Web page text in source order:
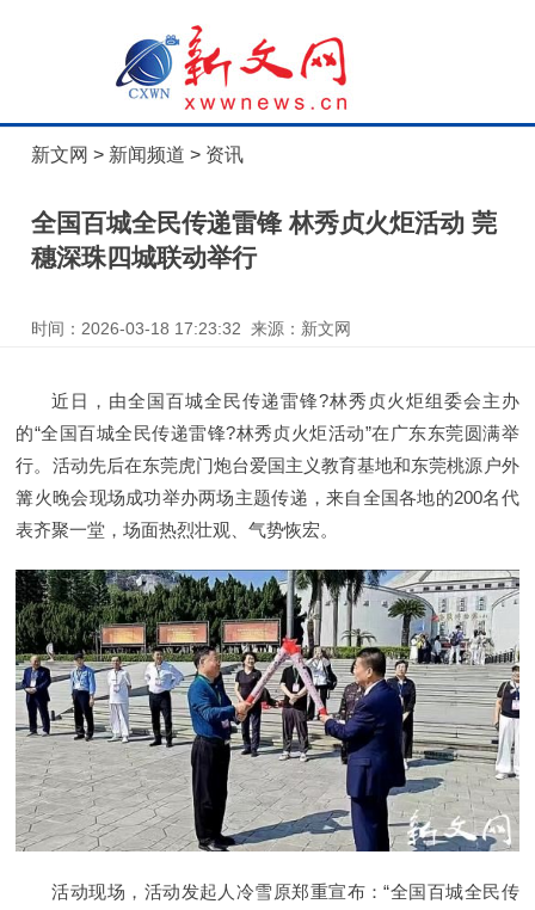
新文网 > 新闻频道 > 资讯
全国百城全民传递雷锋 林秀贞火炬活动 莞
穗深珠四城联动举行
时间：2026-03-18 17:23:32 来源：新文网
近日，由全国百城全民传递雷锋?林秀贞火炬组委会主办
的“全国百城全民传递雷锋?林秀贞火炬活动”在广东东莞圆满举
行。活动先后在东莞虎门炮台爱国主义教育基地和东莞桃源户外
篝火晚会现场成功举办两场主题传递，来自全国各地的200名代
表齐聚一堂，场面热烈壮观、气势恢宏。
活动现场，活动发起人冷雪原郑重宣布：“全国百城全民传